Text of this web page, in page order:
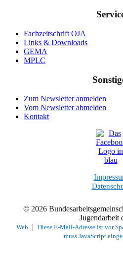
Fachzeitschrift OJA
Links & Downloads
GEMA
MPLC
Zum Newsletter anmelden
Vom Newsletter abmelden
Kontakt
© 2026
Jugendarbeit
Web |Diese E-Mail-Adresse ist vor
muss JavaScript